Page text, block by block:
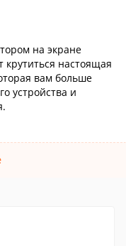
на экране
крутиться настоящая
вам больше
устройства и